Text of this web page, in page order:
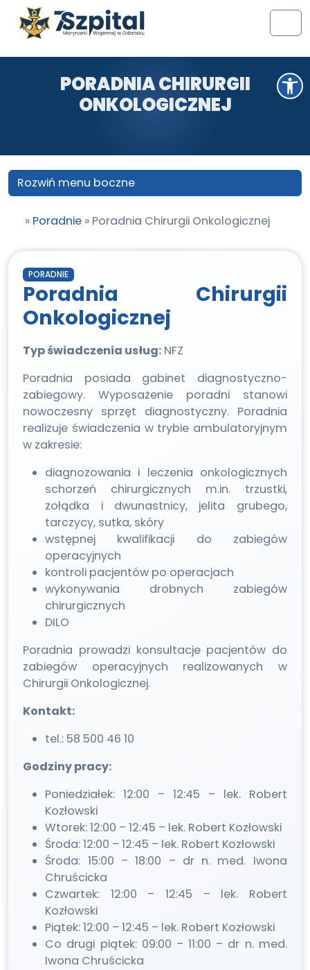
Otwórz pasek narzędzi
Przejdź do treści
Przejdź do stopki
PORADNIA CHIRURGII
ONKOLOGICZNEJ
» Poradnie » Poradnia Chirurgii Onkologicznej
PORADNIE
Poradnia Chirurgii
Onkologicznej
Typ świadczenia usług: NFZ
Poradnia posiada gabinet diagnostyczno-
zabiegowy. Wyposażenie poradni stanowi
nowoczesny sprzęt diagnostyczny. Poradnia
realizuje świadczenia w trybie ambulatoryjnym
w zakresie:
diagnozowania i leczenia onkologicznych
schorzeń chirurgicznych m.in. trzustki,
żołądka i dwunastnicy, jelita grubego,
tarczycy, sutka, skóry
wstępnej kwalifikacji do zabiegów
operacyjnych
kontroli pacjentów po operacjach
wykonywania drobnych zabiegów
chirurgicznych
DILO
Poradnia prowadzi konsultacje pacjentów do
zabiegów operacyjnych realizowanych w
Chirurgii Onkologicznej.
Kontakt:
tel.: 58 500 46 10
Godziny pracy:
Poniedziałek: 12:00 – 12:45 – lek. Robert
Kozłowski
Wtorek: 12:00 – 12:45 – lek. Robert Kozłowski
Środa: 12:00 – 12:45 – lek. Robert Kozłowski
Środa: 15:00 – 18:00 – dr n. med. Iwona
Chruścicka
Czwartek: 12:00 – 12:45 – lek. Robert
Kozłowski
Piątek: 12:00 – 12:45 – lek. Robert Kozłowski
Co drugi piątek: 09:00 – 11:00 – dr n. med.
Iwona Chruścicka
Rozwiń menu boczne